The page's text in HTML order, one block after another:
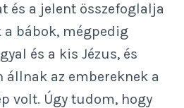
és a jelent összefoglalja
a bábok, mégpedig
és a kis Jézus, és
állnak az embereknek a
volt. Úgy tudom, hogy